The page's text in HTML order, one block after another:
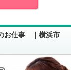
お仕事 ｜横浜市